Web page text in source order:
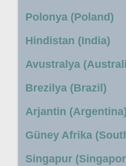
Polonya (Poland)
Hindistan (India)
Avustralya
Brezilya (Brazil)
Arjantin (Argentina)
Güney Afrika
Singapur